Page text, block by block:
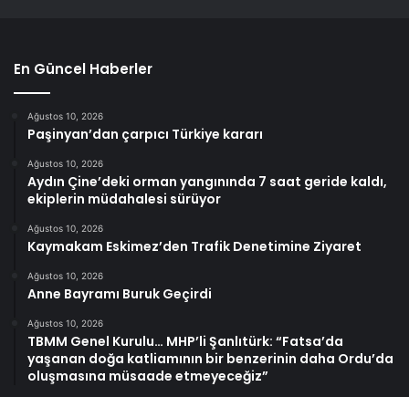
En Güncel Haberler
Ağustos 10, 2026
Paşinyan’dan çarpıcı Türkiye kararı
Ağustos 10, 2026
Aydın Çine’deki orman yangınında 7 saat geride kaldı,
ekiplerin müdahalesi sürüyor
Ağustos 10, 2026
Kaymakam Eskimez’den Trafik Denetimine Ziyaret
Ağustos 10, 2026
Anne Bayramı Buruk Geçirdi
Ağustos 10, 2026
TBMM Genel Kurulu… MHP’li Şanlıtürk: “Fatsa’da
yaşanan doğa katliamının bir benzerinin daha Ordu’da
oluşmasına müsaade etmeyeceğiz”